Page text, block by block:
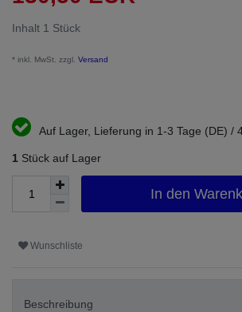
Inhalt 1 Stück
* inkl. MwSt. zzgl. Versand
Auf Lager, Lieferung in 1-3 Tage (DE) /
1 Stück auf Lager
In den
Wunschliste
Beschreibung